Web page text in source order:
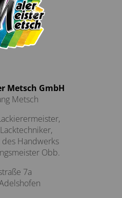
Metsch GmbH
Metsch
Handwerks
Obb.
7a